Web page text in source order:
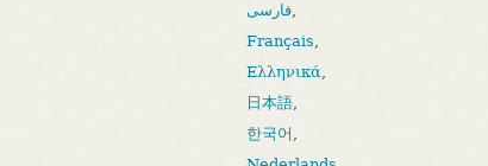
فارسی,
Français,
Ελληνικά,
日本語,
한국어 ,